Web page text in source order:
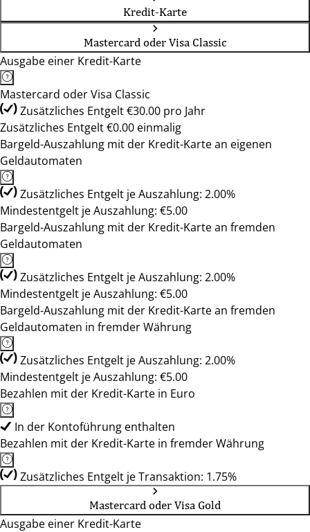
Kredit-Karte
Mastercard oder Visa Classic
Ausgabe einer Kredit-Karte
Mastercard oder Visa Classic
Zusätzliches Entgelt €30.00 pro Jahr
Zusätzliches Entgelt €0.00 einmalig
Bargeld-Auszahlung mit der Kredit-Karte an eigenen
Geldautomaten
Zusätzliches Entgelt je Auszahlung: 2.00%
Mindestentgelt je Auszahlung: €5.00
Bargeld-Auszahlung mit der Kredit-Karte an fremden
Geldautomaten
Zusätzliches Entgelt je Auszahlung: 2.00%
Mindestentgelt je Auszahlung: €5.00
Bargeld-Auszahlung mit der Kredit-Karte an fremden
Geldautomaten in fremder Währung
Zusätzliches Entgelt je Auszahlung: 2.00%
Mindestentgelt je Auszahlung: €5.00
Bezahlen mit der Kredit-Karte in Euro
In der Kontoführung enthalten
Bezahlen mit der Kredit-Karte in fremder Währung
Zusätzliches Entgelt je Transaktion: 1.75%
Mastercard oder Visa Gold
Ausgabe einer Kredit-Karte